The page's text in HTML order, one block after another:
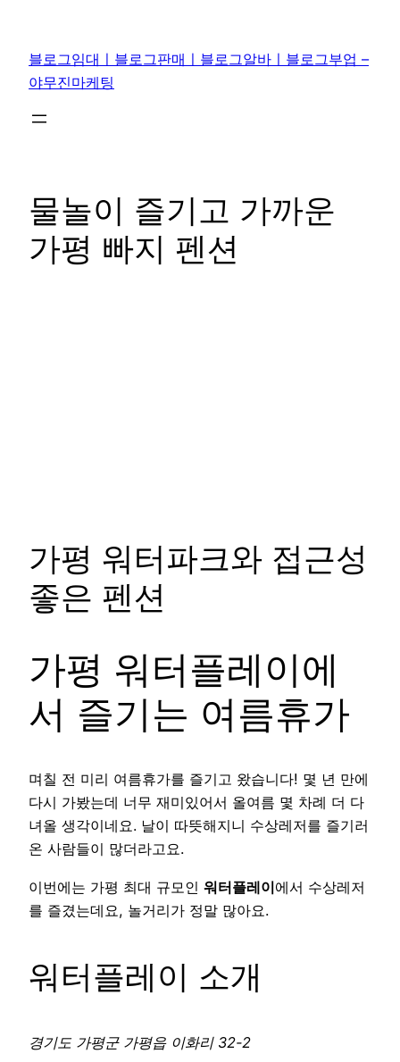
블로그임대ㅣ블로그판매ㅣ블로그알바ㅣ블로그부업 –
야무진마케팅
물놀이 즐기고 가까운
가평 빠지 펜션
가평 워터파크와 접근성
좋은 펜션
가평 워터플레이에
서 즐기는 여름휴가
며칠 전 미리 여름휴가를 즐기고 왔습니다! 몇 년 만에
다시 가봤는데 너무 재미있어서 올여름 몇 차례 더 다
녀올 생각이네요. 날이 따뜻해지니 수상레저를 즐기러
온 사람들이 많더라고요.
이번에는 가평 최대 규모인 워터플레이에서 수상레저
를 즐겼는데요, 놀거리가 정말 많아요.
워터플레이 소개
경기도 가평군 가평읍 이화리 32-2